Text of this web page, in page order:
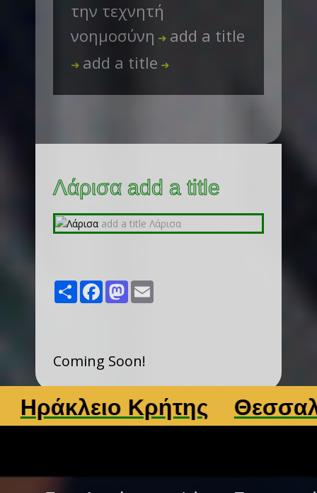
την τεχνητή
νοημοσύνη ➜ add a title
➜ add a title ➜
Λάρισα add a title
Share FacebookMastodon
Coming Soon!
Κρήτης